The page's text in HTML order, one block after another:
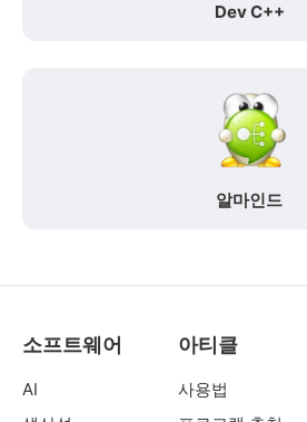
Dev C++
알마인드
소프트웨어
AI
아티클
사용법